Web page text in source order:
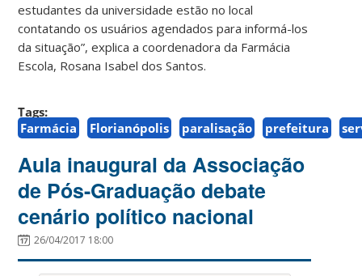
estudantes da universidade estão no local
contatando os usuários agendados para informá-los
da situação”, explica a coordenadora da Farmácia
Escola, Rosana Isabel dos Santos.
Tags:
Farmácia
Florianópolis paralisação prefeitura
Aula inaugural da Associação
de Pós-Graduação debate
cenário político nacional
26/04/2017 18:00